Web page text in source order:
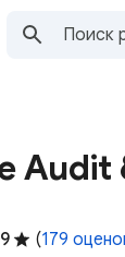
Audit
(179